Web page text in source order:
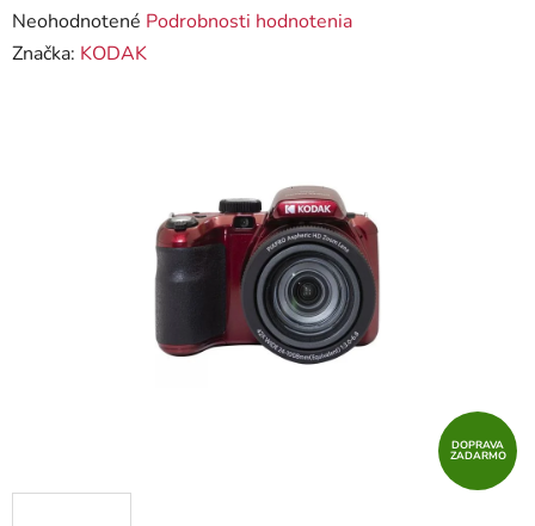
Priemerné
hodnotenie
Neohodnotené Podrobnosti hodnotenia
Značka: KODAK
DOPRAVA
ZADARMO